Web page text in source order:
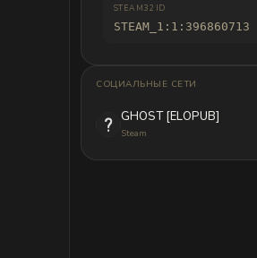
STEAM32 ID
STEAM_1:1:396860713
СОЦИАЛЬНЫЕ СЕТИ
GHOST [ELOPUB]
Steam